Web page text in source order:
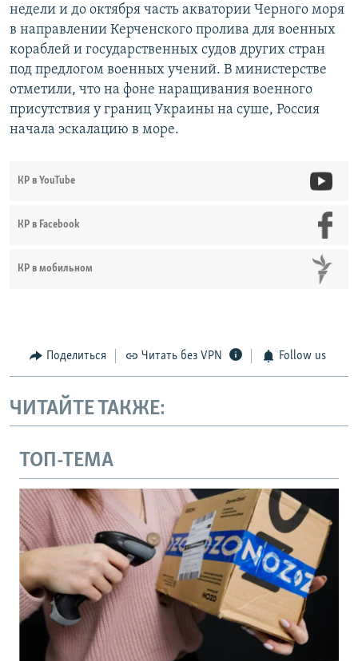
недели и до октября часть акватории Черного моря
в направлении Керченского пролива для военных
кораблей и государственных судов других стран
под предлогом военных учений. В министерстве
отметили, что на фоне наращивания военного
присутствия у границ Украины на суше, Россия
начала эскалацию в море.
КР в YouTube
КР в Facebook
КР в мобильном
Поделиться Читать без VPN Follow us
ЧИТАЙТЕ ТАКЖЕ:
ТОП-ТЕМА